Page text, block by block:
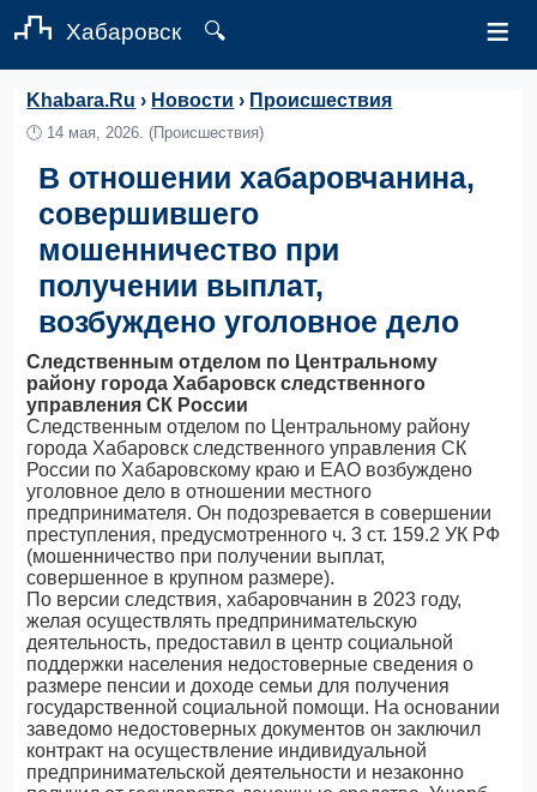
Хабаровск 🔍 ≡
Khabara.Ru › Новости › Происшествия
🕛 14 мая, 2026. (Происшествия)
В отношении хабаровчанина,
совершившего
мошенничество при
получении выплат,
возбуждено уголовное дело
Следственным отделом по Центральному
району города Хабаровск следственного
управления СК России
Следственным отделом по Центральному району
города Хабаровск следственного управления СК
России по Хабаровскому краю и ЕАО возбуждено
уголовное дело в отношении местного
предпринимателя. Он подозревается в совершении
преступления, предусмотренного ч. 3 ст. 159.2 УК РФ
(мошенничество при получении выплат,
совершенное в крупном размере).
По версии следствия, хабаровчанин в 2023 году,
желая осуществлять предпринимательскую
деятельность, предоставил в центр социальной
поддержки населения недостоверные сведения о
размере пенсии и доходе семьи для получения
государственной социальной помощи. На основании
заведомо недостоверных документов он заключил
контракт на осуществление индивидуальной
предпринимательской деятельности и незаконно